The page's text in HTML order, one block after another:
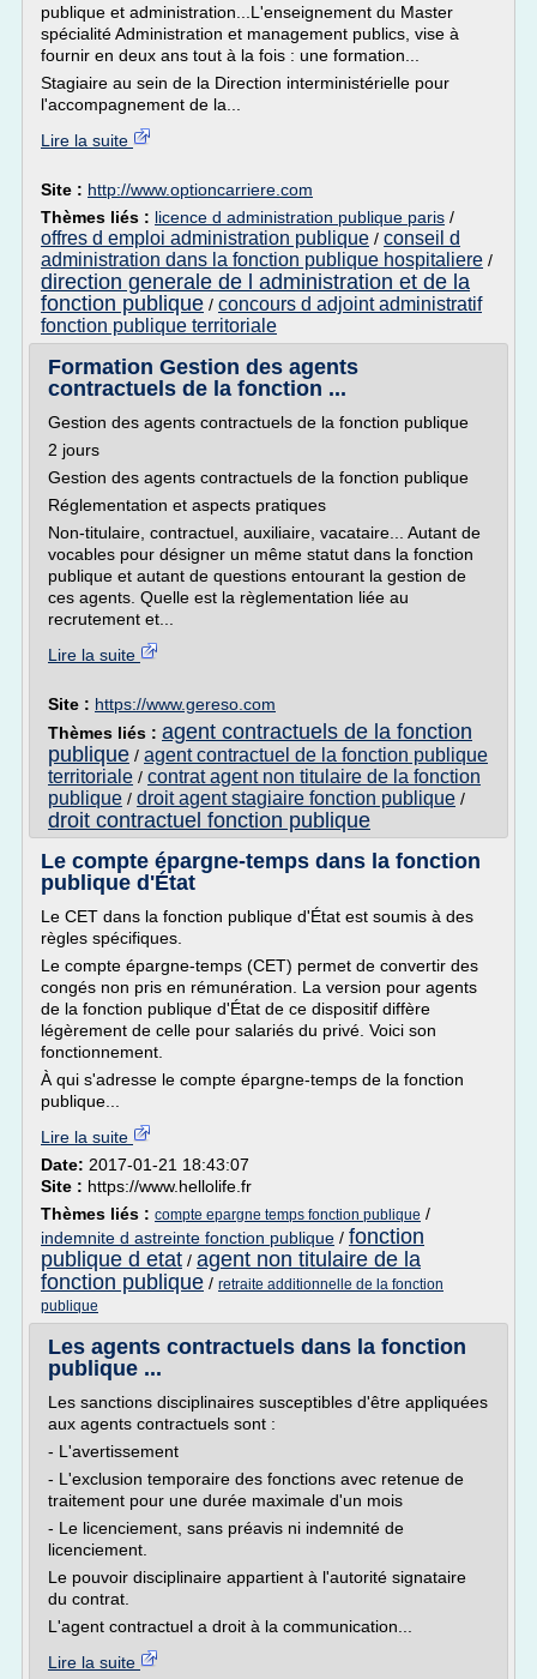
publique et administration...L'enseignement du Master
spécialité Administration et management publics, vise à
fournir en deux ans tout à la fois : une formation...
Stagiaire au sein de la Direction interministérielle pour
l'accompagnement de la...
Lire la suite
Site : http://www.optioncarriere.com
Thèmes liés : licence d administration publique paris /
offres d emploi administration publique / conseil d
administration dans la fonction publique hospitaliere /
direction generale de l administration et de la
fonction publique / concours d adjoint administratif
fonction publique territoriale
Formation Gestion des agents
contractuels de la fonction ...
Gestion des agents contractuels de la fonction publique
2 jours
Gestion des agents contractuels de la fonction publique
Réglementation et aspects pratiques
Non-titulaire, contractuel, auxiliaire, vacataire... Autant de
vocables pour désigner un même statut dans la fonction
publique et autant de questions entourant la gestion de
ces agents. Quelle est la règlementation liée au
recrutement et...
Lire la suite
Site : https://www.gereso.com
Thèmes liés : agent contractuels de la fonction
publique / agent contractuel de la fonction publique
territoriale / contrat agent non titulaire de la fonction
publique / droit agent stagiaire fonction publique /
droit contractuel fonction publique
Le compte épargne-temps dans la fonction
publique d'État
Le CET dans la fonction publique d'État est soumis à des
règles spécifiques.
Le compte épargne-temps (CET) permet de convertir des
congés non pris en rémunération. La version pour agents
de la fonction publique d'État de ce dispositif diffère
légèrement de celle pour salariés du privé. Voici son
fonctionnement.
À qui s'adresse le compte épargne-temps de la fonction
publique...
Lire la suite
Date: 2017-01-21 18:43:07
Site : https://www.hellolife.fr
Thèmes liés : compte epargne temps fonction publique /
indemnite d astreinte fonction publique / fonction
publique d etat / agent non titulaire de la
fonction publique / retraite additionnelle de la fonction
publique
Les agents contractuels dans la fonction
publique ...
Les sanctions disciplinaires susceptibles d'être appliquées
aux agents contractuels sont :
- L'avertissement
- L'exclusion temporaire des fonctions avec retenue de
traitement pour une durée maximale d'un mois
- Le licenciement, sans préavis ni indemnité de
licenciement.
Le pouvoir disciplinaire appartient à l'autorité signataire
du contrat.
L'agent contractuel a droit à la communication...
Lire la suite